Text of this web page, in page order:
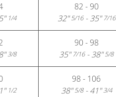
1/4
82 - 90
32"5/16- 35"7/16
3/8
90 - 98
35"7/16- 38"5/8
1/2
98 - 106
38"5/8- 41"3/4